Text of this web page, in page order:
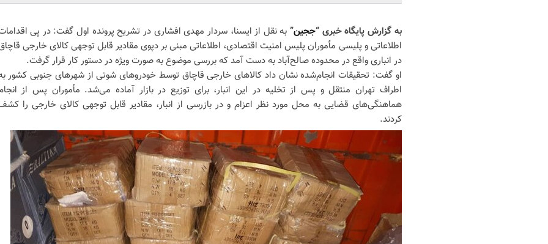
به گزارش پایگاه خبری “ججین” به نقل از ایسنا، سردار مهدی افشاری در تشریح پرونده اول گفت: در پی
اطلاعاتی و پلیسی مأموران پلیس امنیت اقتصادی، اطلاعاتی مبنی بر دپوی مقادیر قابل توجهی کالای خارجی
در انباری واقع در محدوده صالح‌آباد به دست آمد که بررسی موضوع به صورت ویژه در دستور کار قرار گرفت.
او گفت: تحقیقات انجام‌شده نشان داد کالاهای خارجی قاچاق توسط خودروهای شوتی از شهرهای جنوبی کشور
اطراف تهران منتقل و پس از تخلیه در این انبار، برای توزیع در بازار آماده می‌شد. مأموران پس از
هماهنگی‌های قضایی به محل مورد نظر اعزام و در بازرسی از انبار، مقادیر قابل توجهی کالای خارجی را
کردند.